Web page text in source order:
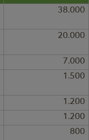
38.000
20.000
7.000
1.500
1.200
1.200
800